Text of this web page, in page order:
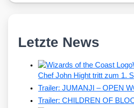
Letzte News
Chef John Hight tritt zum 1.
Trailer: JUMANJI – OPEN
Trailer: CHILDREN OF